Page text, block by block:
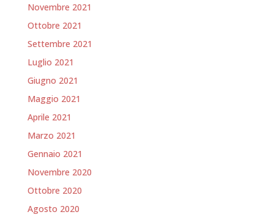
Novembre 2021
Ottobre 2021
Settembre 2021
Luglio 2021
Giugno 2021
Maggio 2021
Aprile 2021
Marzo 2021
Gennaio 2021
Novembre 2020
Ottobre 2020
Agosto 2020